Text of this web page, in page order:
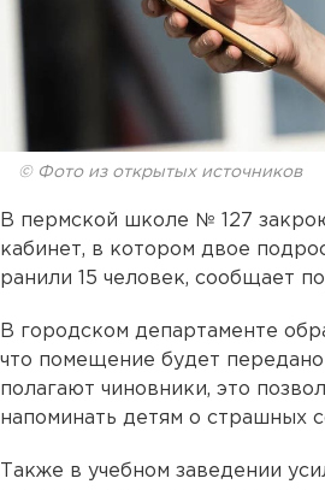
© Фото из открытых источников
В пермской школе № 127
кабинет, в котором двое
ранили 15 человек, сообщает
В городском департаменте
что помещение будет
полагают чиновники, это
напоминать детям о страшных
Также в учебном заведении